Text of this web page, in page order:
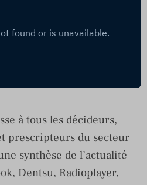
à tous les décideurs,
prescripteurs du secteur
synthèse de l’actualité
Dentsu, Radioplayer,